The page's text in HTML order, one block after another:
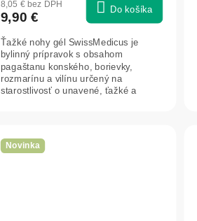
8,05 € bez DPH
9,90 €
Do košíka
Ťažké nohy gél SwissMedicus je
bylinný prípravok s obsahom
pagaštanu konského, borievky,
rozmarínu a vilínu určený na
starostlivosť o unavené, ťažké a
Novinka